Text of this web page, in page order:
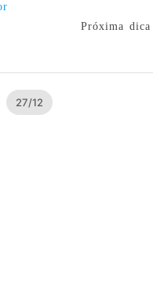
dica
27/12